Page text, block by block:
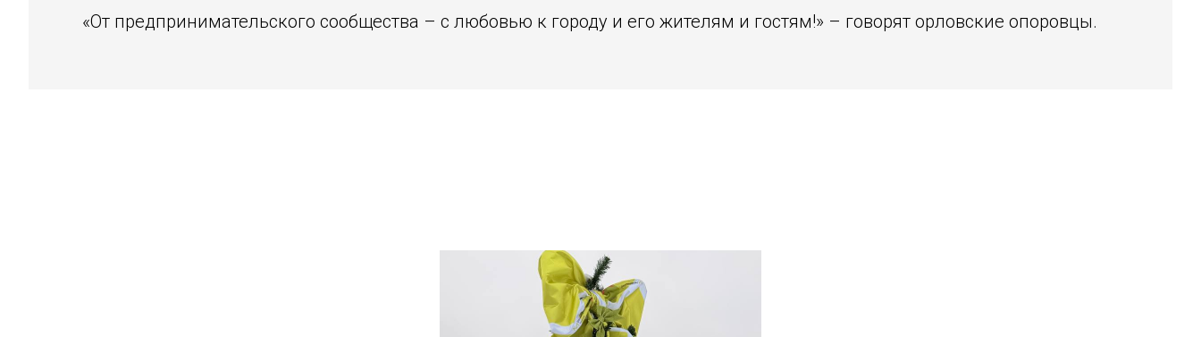
«От предпринимательского сообщества – с любовью к городу и его жителям и гостям!» – говорят орловские опоровцы.